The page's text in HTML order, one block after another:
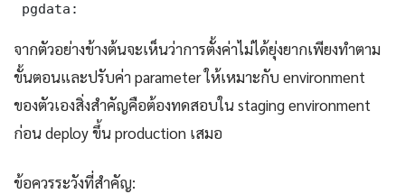
pgdata:
จากตัวอย่างข้างต้นจะเห็นว่าการตั้งค่าไม่ได้ยุ่งยากเพียงทำตาม
ขั้นตอนและปรับค่า parameter ให้เหมาะกับ environment
ของตัวเองสิ่งสำคัญคือต้องทดสอบใน staging environment
ก่อน deploy ขึ้น production เสมอ
ข้อควรระวังที่สำคัญ: